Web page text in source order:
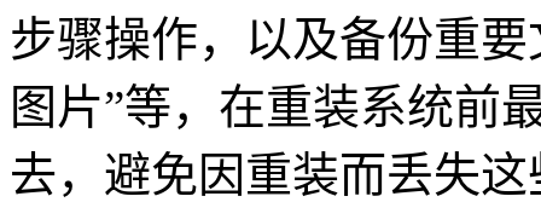
步骤操作，以及备份重
图片”等，在重装系统前
去，避免因重装而丢失